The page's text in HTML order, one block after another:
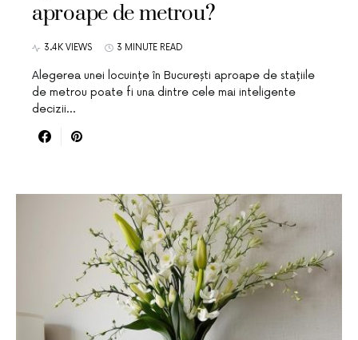
aproape de metrou?
3.4K VIEWS 3 MINUTE READ
Alegerea unei locuințe în București aproape de stațiile
de metrou poate fi una dintre cele mai inteligente
decizii…